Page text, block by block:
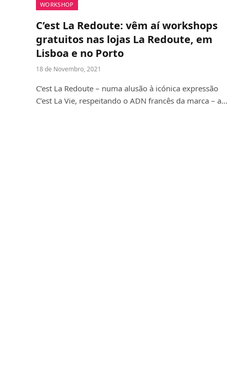
WORKSHOP
C’est La Redoute: vêm aí workshops
gratuitos nas lojas La Redoute, em
Lisboa e no Porto
18 de Novembro, 2021
C’est La Redoute – numa alusão à icónica expressão
C’est La Vie, respeitando o ADN francês da marca – a…